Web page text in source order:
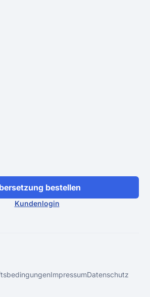
bestellen
Kundenlogin
ImpressumDatenschutz